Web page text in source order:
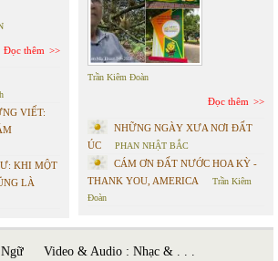
Đọc thêm
VIẾT:
KHI MỘT
LÀ
Trần Kiêm Đoàn
Đọc thêm
NHỮNG NGÀY XƯA NƠI ĐẤT
ÚC
PHAN NHẬT BẮC
CÁM ƠN ĐẤT NƯỚC HOA KỲ -
THANK YOU, AMERICA
Trần Kiêm
Đoàn
Video & Audio : Nhạc & . . .